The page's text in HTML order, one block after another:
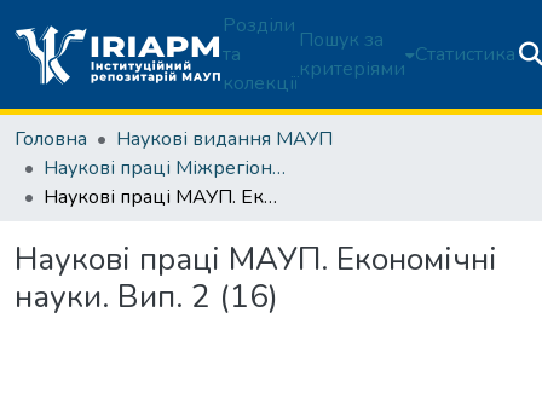
Розділи
та
колекції
Пошук за
критеріями
Статистика
Головна
Наукові видання МАУП
Наукові праці Міжрегіональної Академії управління персоналом. Економічні науки
Наукові праці МАУП. Економічні науки. Вип. 2 (16)
Наукові праці МАУП. Економічні
науки. Вип. 2 (16)